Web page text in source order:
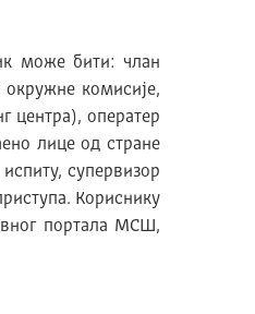
може бити: члан
комисије,
центра), оператер
лице од стране
супервизор
Кориснику
портала МСШ,